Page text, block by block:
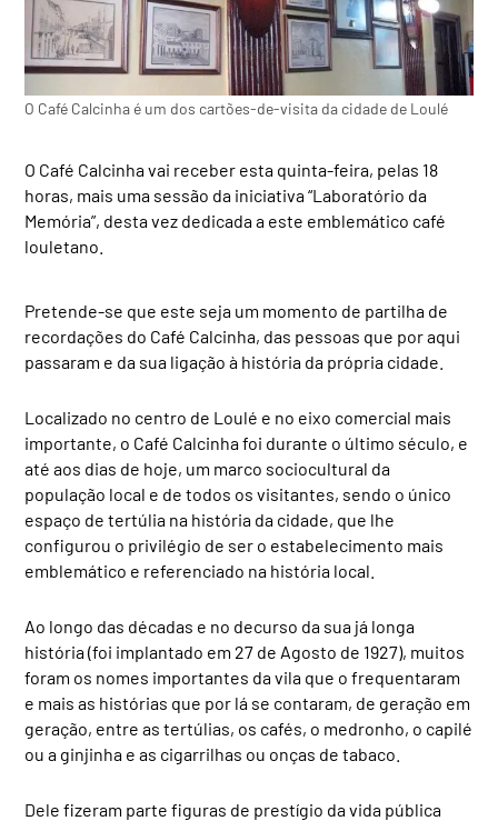
O Café Calcinha é um dos cartões-de-visita da cidade de Loulé
O Café Calcinha vai receber esta quinta-feira, pelas 18
horas, mais uma sessão da iniciativa “Laboratório da
Memória”, desta vez dedicada a este emblemático café
louletano.
Pretende-se que este seja um momento de partilha de
recordações do Café Calcinha, das pessoas que por aqui
passaram e da sua ligação à história da própria cidade.
Localizado no centro de Loulé e no eixo comercial mais
importante, o Café Calcinha foi durante o último século, e
até aos dias de hoje, um marco sociocultural da
população local e de todos os visitantes, sendo o único
espaço de tertúlia na história da cidade, que lhe
configurou o privilégio de ser o estabelecimento mais
emblemático e referenciado na história local.
Ao longo das décadas e no decurso da sua já longa
história (foi implantado em 27 de Agosto de 1927), muitos
foram os nomes importantes da vila que o frequentaram
e mais as histórias que por lá se contaram, de geração em
geração, entre as tertúlias, os cafés, o medronho, o capilé
ou a ginjinha e as cigarrilhas ou onças de tabaco.
Dele fizeram parte figuras de prestígio da vida pública